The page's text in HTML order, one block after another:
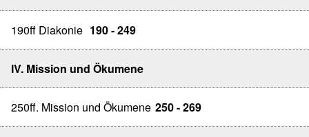
190ff Diakonie 190 - 249
IV. Mission und Ökumene
250ff. Mission und Ökumene 250 - 269